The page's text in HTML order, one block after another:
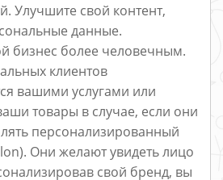
Улучшите свой контент,
данные.
бизнес более человечным.
клиентов
вашими услугами или
товары в случае, если они
персонализированный
Они желают увидеть лицо
свой бренд, вы